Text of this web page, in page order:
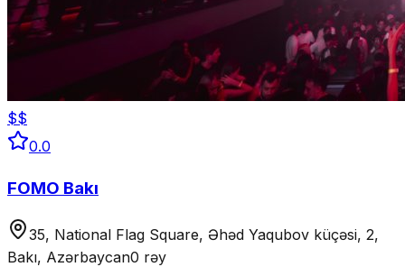
$$
0.0
FOMO Bakı
35, National Flag Square, Əhəd Yaqubov küçəsi, 2,
Bakı, Azərbaycan0 rəy